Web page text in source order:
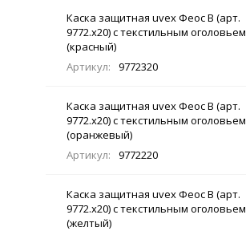
Каска защитная uvex Феос B (арт.
9772.x20) с текстильным оголовьем
(красный)
Артикул:
9772320
Каска защитная uvex Феос B (арт.
9772.x20) с текстильным оголовьем
(оранжевый)
Артикул:
9772220
Каска защитная uvex Феос B (арт.
9772.x20) с текстильным оголовьем
(желтый)